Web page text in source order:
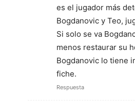
es el jugador más
Bogdanovic y Teo,
Si solo se va
menos restaurar su
Bogdanovic lo tiene
fiche.
Respuesta